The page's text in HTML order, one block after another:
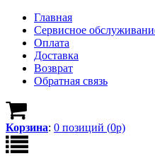
Главная
Сервисное
Оплата
Доставка
Возврат
Обратная связь
Корзина: 0 позиций (0р)